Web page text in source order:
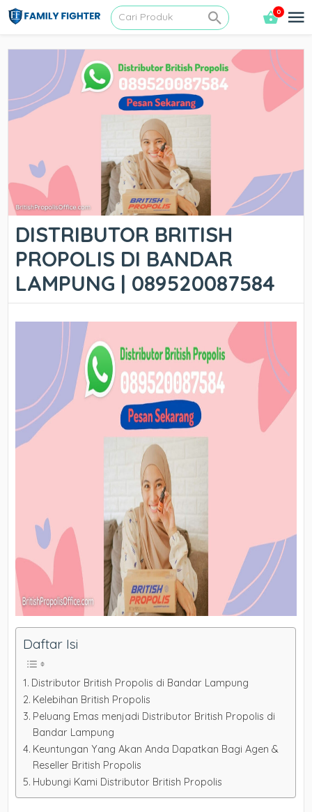
0
DISTRIBUTOR BRITISH
PROPOLIS DI BANDAR
LAMPUNG | 089520087584
Daftar Isi
Distributor British Propolis di Bandar Lampung
Kelebihan British Propolis
Peluang Emas menjadi Distributor British Propolis di
Bandar Lampung
Keuntungan Yang Akan Anda Dapatkan Bagi Agen &
Reseller British Propolis
Hubungi Kami Distributor British Propolis